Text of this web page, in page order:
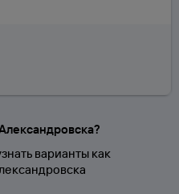
варианты как